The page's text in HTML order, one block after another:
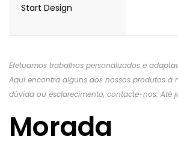
era:
é:
Start Design
Efetuamos trabalhos personalizados e
Aqui encontra alguns dos nossos produtos à
dúvida ou esclarecimento, contacte-nos. Até
Morada